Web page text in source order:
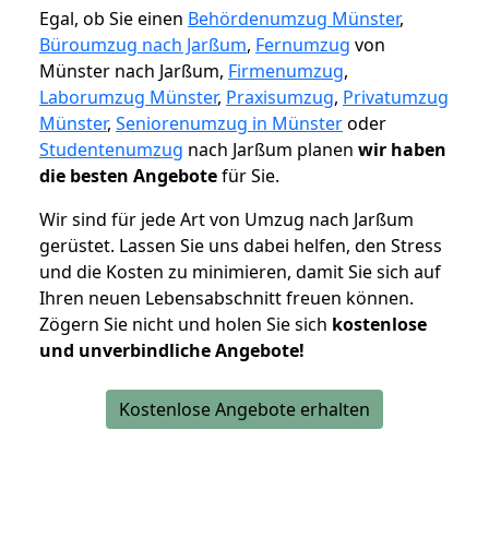
Egal, ob Sie einen Behördenumzug Münster,
Büroumzug nach Jarßum, Fernumzug von
Münster nach Jarßum, Firmenumzug,
Laborumzug Münster, Praxisumzug, Privatumzug
Münster, Seniorenumzug in Münsteroder
Studentenumzug nach Jarßum planen wir haben
die besten Angebotefür Sie.
Wir sind für jede Art von Umzug nach Jarßum
gerüstet. Lassen Sie uns dabei helfen, den Stress
und die Kosten zu minimieren, damit Sie sich auf
Ihren neuen Lebensabschnitt freuen können.
Zögern Sie nicht und holen Sie sich kostenlose
und unverbindliche Angebote!
Kostenlose Angebote erhalten